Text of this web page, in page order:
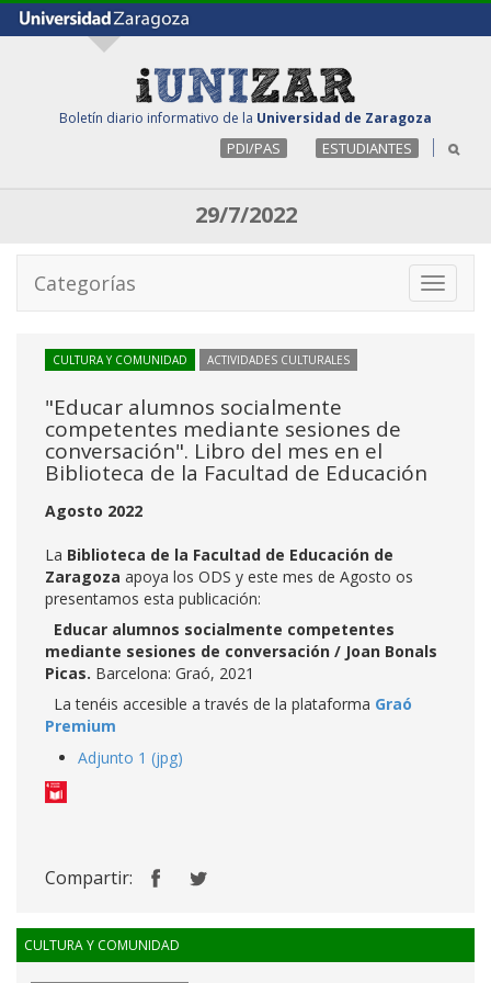
Boletín diario informativo de la Universidad de Zaragoza
PDI/PAS ESTUDIANTES
29/7/2022
Toggle
Categorías
CULTURA Y COMUNIDAD ACTIVIDADES CULTURALES
"Educar alumnos socialmente
competentes mediante sesiones de
conversación". Libro del mes en el
Biblioteca de la Facultad de Educación
Agosto 2022
La Biblioteca de la Facultad de Educación de
Zaragoza apoya los ODS y este mes de Agosto os
presentamos esta publicación:
Educar alumnos socialmente competentes
mediante sesiones de conversación / Joan Bonals
Picas. Barcelona: Graó, 2021
La tenéis accesible a través de la plataforma Graó
Premium
Adjunto 1 (jpg)
Compartir:
CULTURA Y COMUNIDAD